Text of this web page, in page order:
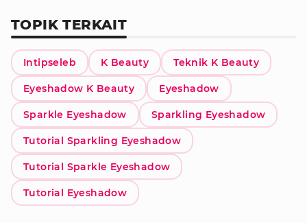
TOPIK TERKAIT
Intipseleb K Beauty Teknik K Beauty
Eyeshadow K Beauty Eyeshadow
Sparkle Eyeshadow Sparkling Eyeshadow
Tutorial Sparkling Eyeshadow
Tutorial Sparkle Eyeshadow
Tutorial Eyeshadow